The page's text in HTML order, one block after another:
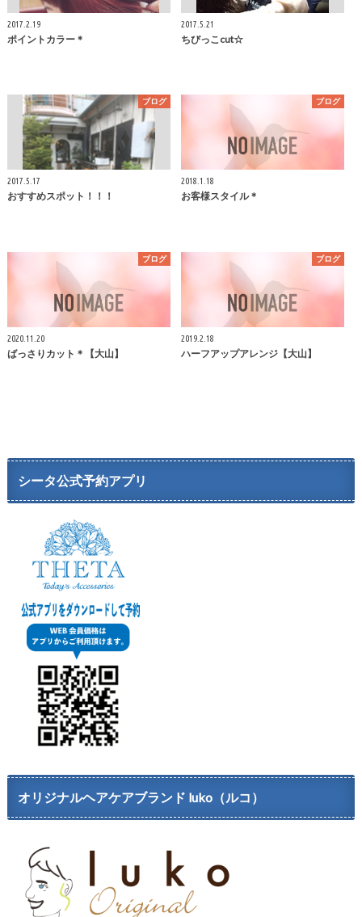
2017.2.19
ポイントカラー＊
2017.5.21
ちびっこcut☆
ブログ
2017.5.17
おすすめスポット！！！
ブログ
2018.1.18
お客様スタイル＊
ブログ
2020.11.20
ばっさりカット＊【大山】
ブログ
2019.2.18
ハーフアップアレンジ【大山】
シータ公式予約アプリ
オリジナルヘアケアブランド luko（ルコ）